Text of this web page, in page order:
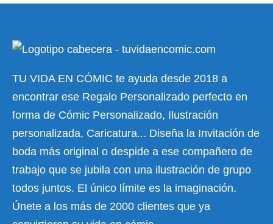
TU VIDA EN CÓMIC te ayuda desde 2018 a
encontrar ese Regalo Personalizado perfecto en
forma de Cómic Personalizado, Ilustración
personalizada, Caricatura... Diseña la Invitación de
boda más original o despide a ese compañero de
trabajo que se jubila con una ilustración de grupo
todos juntos. El único límite es la imaginación.
Únete a los más de 2000 clientes que ya